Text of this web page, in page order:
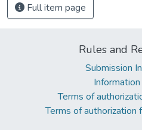
Full item page
Rules and
Submission
Terms of
Terms of authorization